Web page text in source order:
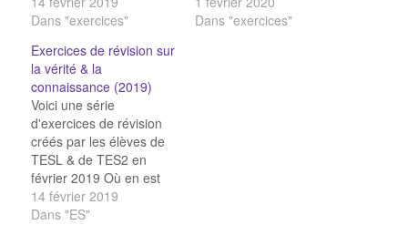
définitions sur la vérité
la vérité Absolu ou relatif
? La vérité est-elle
relative? QCM : vérité,
raison Vérité, raison &
expérience raison ou
expérience…
Dans "exercices"
vivant :
Dans "exercices"
Exercices de révision sur
la vérité & la
connaissance (2019)
Voici une série
d'exercices de révision
créés par les élèves de
TESL & de TES2 en
février 2019 Où en est
votre culture générale en
philosophie ? Définitions
14 février 2019
Dans "ES"